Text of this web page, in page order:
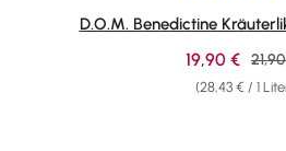
Durchschnittliche Bewertung von
D.O.M. Benedictine
(28,43 € / 1
19,90 €